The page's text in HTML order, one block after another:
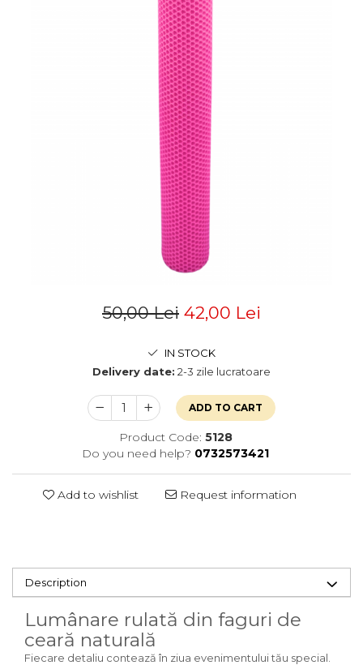
50,00 Lei 42,00 Lei
IN STOCK
Delivery date: 2-3 zile lucratoare
ADD TO CART
Product Code: 5128
Do you need help? 0732573421
Add to wishlist Request information
Description
Lumânare rulată din faguri de
ceară naturală
Fiecare detaliu contează în ziua evenimentului tău special.